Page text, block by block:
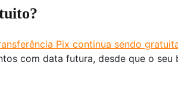
Pix continua sendo
com data futura, desde que o seu